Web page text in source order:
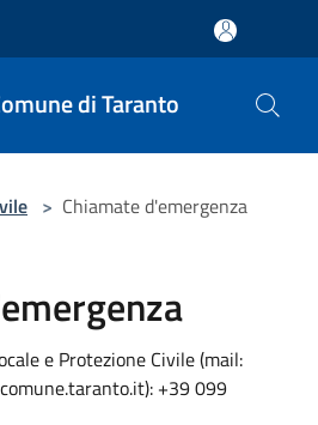
di Taranto
> Chiamate d'emergenza
e Protezione Civile (mail:
+39 099